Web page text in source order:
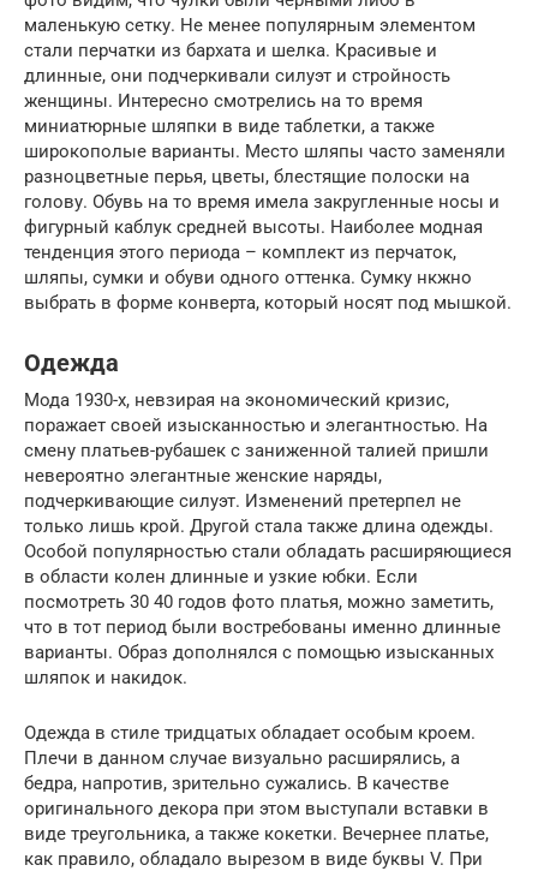
маленькую сетку. Не менее популярным элементом
стали перчатки из бархата и шелка. Красивые и
длинные, они подчеркивали силуэт и стройность
женщины. Интересно смотрелись на то время
миниатюрные шляпки в виде таблетки, а также
широкополые варианты. Место шляпы часто заменяли
разноцветные перья, цветы, блестящие полоски на
голову. Обувь на то время имела закругленные носы и
фигурный каблук средней высоты. Наиболее модная
тенденция этого периода – комплект из перчаток,
шляпы, сумки и обуви одного оттенка. Сумку нкжно
выбрать в форме конверта, который носят под мышкой.
Одежда
Мода 1930-х, невзирая на экономический кризис,
поражает своей изысканностью и элегантностью. На
смену платьев-рубашек с заниженной талией пришли
невероятно элегантные женские наряды,
подчеркивающие силуэт. Изменений претерпел не
только лишь крой. Другой стала также длина одежды.
Особой популярностью стали обладать расширяющиеся
в области колен длинные и узкие юбки. Если
посмотреть 30 40 годов фото платья, можно заметить,
что в тот период были востребованы именно длинные
варианты. Образ дополнялся с помощью изысканных
шляпок и накидок.
Одежда в стиле тридцатых обладает особым кроем.
Плечи в данном случае визуально расширялись, а
бедра, напротив, зрительно сужались. В качестве
оригинального декора при этом выступали вставки в
виде треугольника, а также кокетки. Вечернее платье,
как правило, обладало вырезом в виде буквы V. При